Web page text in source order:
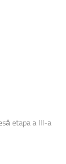
etapa a III-a